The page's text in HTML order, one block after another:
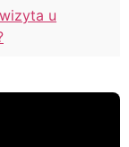
u